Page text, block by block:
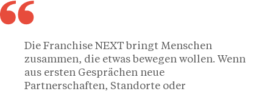
Die Franchise NEXT bringt Menschen
zusammen, die etwas bewegen wollen. Wenn
aus ersten Gesprächen neue
Partnerschaften, Standorte oder